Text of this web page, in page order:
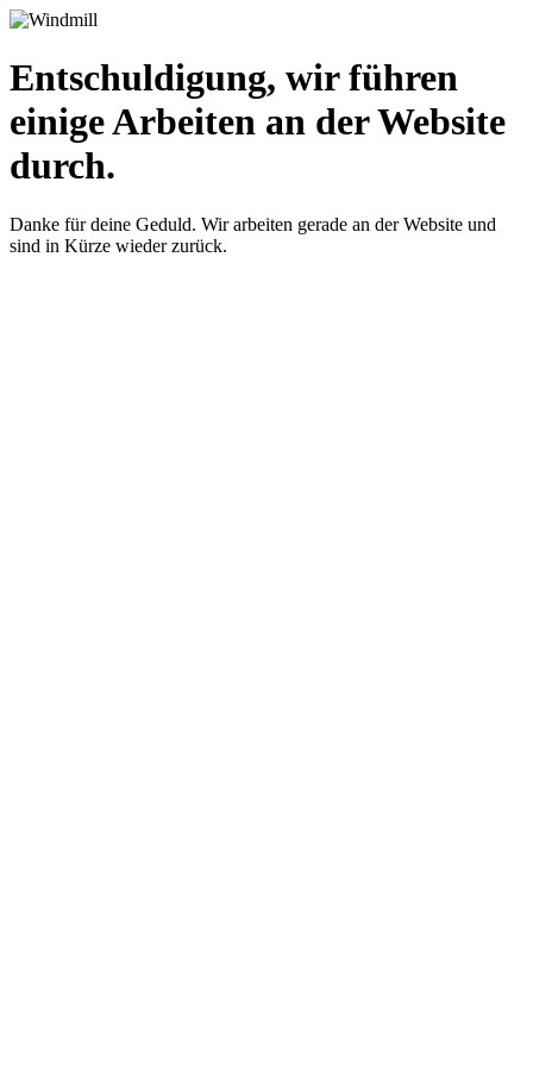
Entschuldigung, wir führen
einige Arbeiten an der Website
durch.
Danke für deine Geduld. Wir arbeiten gerade an der Website und
sind in Kürze wieder zurück.